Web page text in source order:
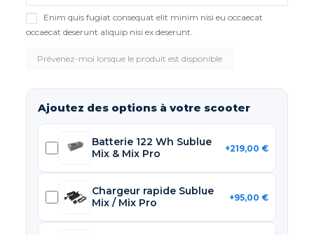
Enim quis fugiat consequat elit minim nisi eu occaecat
occaecat deserunt aliquip nisi ex deserunt.
Ajoutez des options à votre scooter
Batterie 122 Wh Sublue
Mix & Mix Pro
+219,00 €
Chargeur rapide Sublue
Mix / Mix Pro
+95,00 €